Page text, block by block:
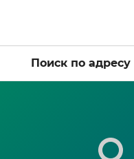
Поиск по адресу